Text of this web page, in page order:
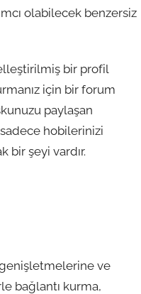
olabilecek benzersiz
bir profil
için bir forum
paylaşan
hobilerinizi
bir şeyi vardır.
ve
bağlantı kurma,